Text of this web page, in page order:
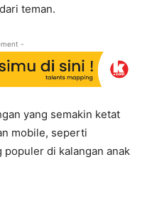
teman.
-
yang semakin ketat
mobile, seperti
populer di kalangan anak